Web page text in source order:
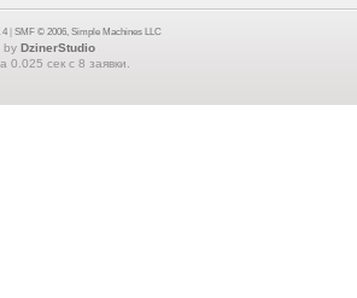
4 | SMF © 2006, Simple Machines LLC
by DzinerStudio
0.025 сек с 8 заявки.